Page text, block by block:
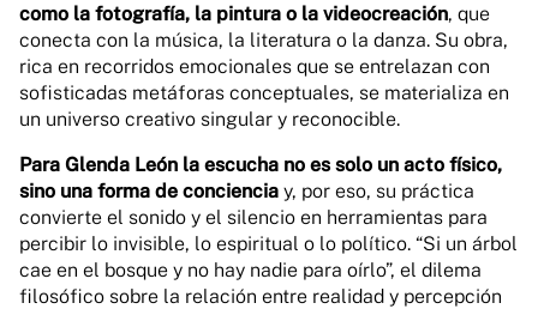
como la fotografía, la pintura o la videocreación, que
conecta con la música, la literatura o la danza. Su obra,
rica en recorridos emocionales que se entrelazan con
sofisticadas metáforas conceptuales, se materializa en
un universo creativo singular y reconocible.
Para Glenda León la escucha no es solo un acto físico,
sino una forma de conciencia y, por eso, su práctica
convierte el sonido y el silencio en herramientas para
percibir lo invisible, lo espiritual o lo político. “Si un árbol
cae en el bosque y no hay nadie para oírlo”, el dilema
filosófico sobre la relación entre realidad y percepción